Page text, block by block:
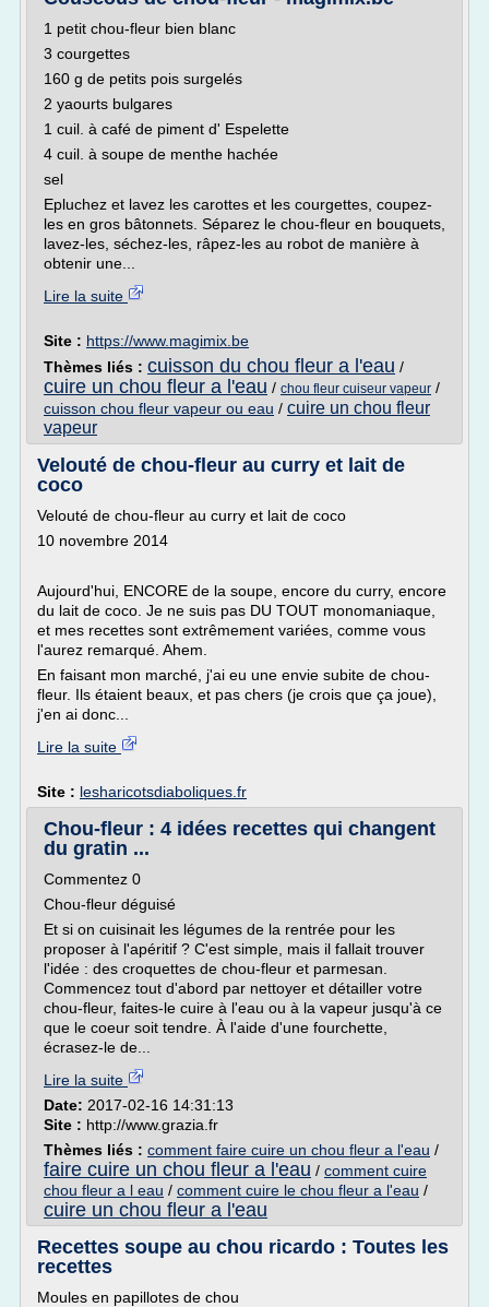
1 petit chou-fleur bien blanc
3 courgettes
160 g de petits pois surgelés
2 yaourts bulgares
1 cuil. à café de piment d' Espelette
4 cuil. à soupe de menthe hachée
sel
Epluchez et lavez les carottes et les courgettes, coupez-
les en gros bâtonnets. Séparez le chou-fleur en bouquets,
lavez-les, séchez-les, râpez-les au robot de manière à
obtenir une...
Lire la suite
Site : https://www.magimix.be
Thèmes liés : cuisson du chou fleur a l'eau /
cuire un chou fleur a l'eau / chou fleur cuiseur vapeur /
cuisson chou fleur vapeur ou eau / cuire un chou fleur
vapeur
Velouté de chou-fleur au curry et lait de
coco
Velouté de chou-fleur au curry et lait de coco
10 novembre 2014
Aujourd'hui, ENCORE de la soupe, encore du curry, encore
du lait de coco. Je ne suis pas DU TOUT monomaniaque,
et mes recettes sont extrêmement variées, comme vous
l'aurez remarqué. Ahem.
En faisant mon marché, j'ai eu une envie subite de chou-
fleur. Ils étaient beaux, et pas chers (je crois que ça joue),
j'en ai donc...
Lire la suite
Site : lesharicotsdiaboliques.fr
Chou-fleur : 4 idées recettes qui changent
du gratin ...
Commentez 0
Chou-fleur déguisé
Et si on cuisinait les légumes de la rentrée pour les
proposer à l'apéritif ? C'est simple, mais il fallait trouver
l'idée : des croquettes de chou-fleur et parmesan.
Commencez tout d'abord par nettoyer et détailler votre
chou-fleur, faites-le cuire à l'eau ou à la vapeur jusqu'à ce
que le coeur soit tendre. À l'aide d'une fourchette,
écrasez-le de...
Lire la suite
Date: 2017-02-16 14:31:13
Site : http://www.grazia.fr
Thèmes liés : comment faire cuire un chou fleur a l'eau /
faire cuire un chou fleur a l'eau / comment cuire
chou fleur a l eau / comment cuire le chou fleur a l'eau /
cuire un chou fleur a l'eau
Recettes soupe au chou ricardo : Toutes les
recettes
Moules en papillotes de chou